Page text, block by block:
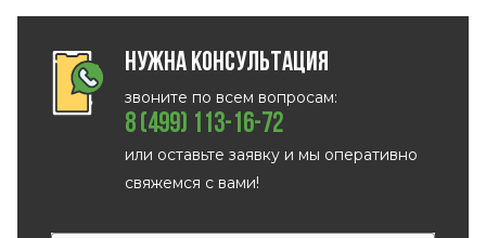
Нужна консультация
звоните по всем вопросам:
8 (499) 113-16-72
или оставьте заявку и мы оперативно
свяжемся с вами!